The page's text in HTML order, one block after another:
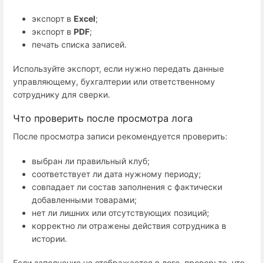
экспорт в Excel;
экспорт в PDF;
печать списка записей.
Используйте экспорт, если нужно передать данные
управляющему, бухгалтерии или ответственному
сотруднику для сверки.
Что проверить после просмотра лога
После просмотра записи рекомендуется проверить:
выбран ли правильный клуб;
соответствует ли дата нужному периоду;
совпадает ли состав заполнения с фактически
добавленными товарами;
нет ли лишних или отсутствующих позиций;
корректно ли отражены действия сотрудника в
истории.